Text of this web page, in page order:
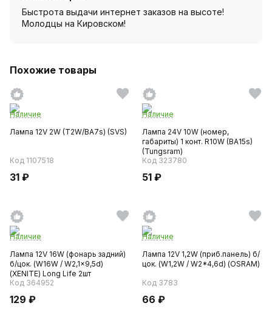
Быстрота выдачи интернет заказов на высоте!
Молодцы на Кировском!
Похожие товары
Наличие
Лампа 12V 2W (T2W/BA7s) (SVS)
Код 1107518
31 ₽
Наличие
Лампа 24V 10W (номер,
габариты) 1 конт. R10W (BA15s)
(Tungsram)
Код 323780
51 ₽
Наличие
Лампа 12V 16W (фонарь задний)
б/цок. (W16W / W2,1x9,5d)
(XENITE) Long Life 2шт
Код 364952
129 ₽
Наличие
Лампа 12V 1,2W (приб.панель) б/
цок. (W1,2W / W2*4,6d) (OSRAM)
Код 3783
66 ₽